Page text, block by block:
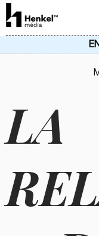
LA